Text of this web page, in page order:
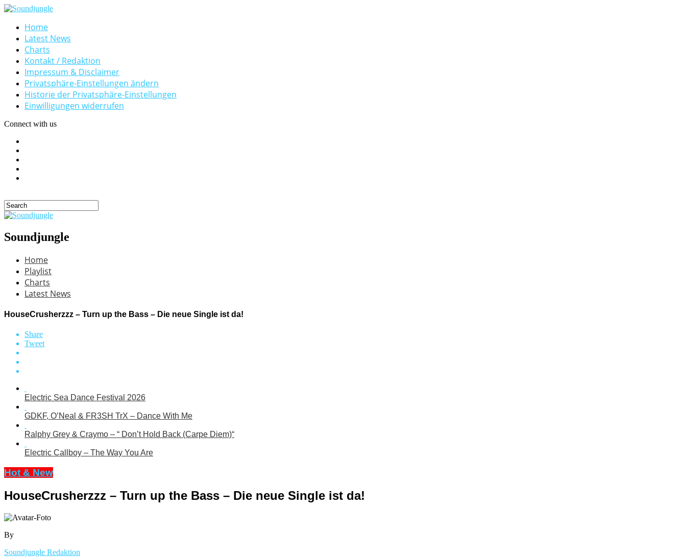
Home
Latest News
Charts
Kontakt / Redaktion
Impressum & Disclaimer
Privatsphäre-Einstellungen ändern
Historie der Privatsphäre-Einstellungen
Einwilligungen widerrufen
Connect with us
Soundjungle
Home
Playlist
Charts
Latest News
HouseCrusherzzz – Turn up the Bass – Die neue Single ist da!
Share
Tweet
Electric Sea Dance Festival 2026
GDKF, O’Neal & FR3SH TrX – Dance With Me
Ralphy Grey & Craymo – “ Don’t Hold Back (Carpe Diem)“
Electric Callboy – The Way You Are
Hot & New
HouseCrusherzzz – Turn up the Bass – Die neue Single ist da!
By
Soundjungle Redaktion